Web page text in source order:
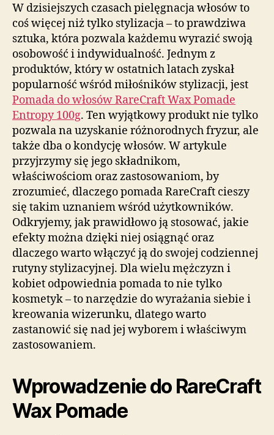
W dzisiejszych czasach pielęgnacja włosów to
coś więcej niż tylko stylizacja – to prawdziwa
sztuka, która pozwala każdemu wyrazić swoją
osobowość i indywidualność. Jednym z
produktów, który w ostatnich latach zyskał
popularność wśród miłośników stylizacji, jest
Pomada do włosów RareCraft Wax Pomade
Entropy 100g. Ten wyjątkowy produkt nie tylko
pozwala na uzyskanie różnorodnych fryzur, ale
także dba o kondycję włosów. W artykule
przyjrzymy się jego składnikom,
właściwościom oraz zastosowaniom, by
zrozumieć, dlaczego pomada RareCraft cieszy
się takim uznaniem wśród użytkowników.
Odkryjemy, jak prawidłowo ją stosować, jakie
efekty można dzięki niej osiągnąć oraz
dlaczego warto włączyć ją do swojej codziennej
rutyny stylizacyjnej. Dla wielu mężczyzn i
kobiet odpowiednia pomada to nie tylko
kosmetyk – to narzędzie do wyrażania siebie i
kreowania wizerunku, dlatego warto
zastanowić się nad jej wyborem i właściwym
zastosowaniem.
Wprowadzenie do RareCraft
Wax Pomade